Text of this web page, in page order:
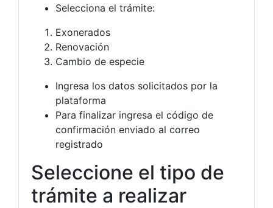
Selecciona el trámite:
Exonerados
Renovación
Cambio de especie
Ingresa los datos solicitados por la
plataforma
Para finalizar ingresa el código de
confirmación enviado al correo
registrado
Seleccione el tipo de
trámite a realizar